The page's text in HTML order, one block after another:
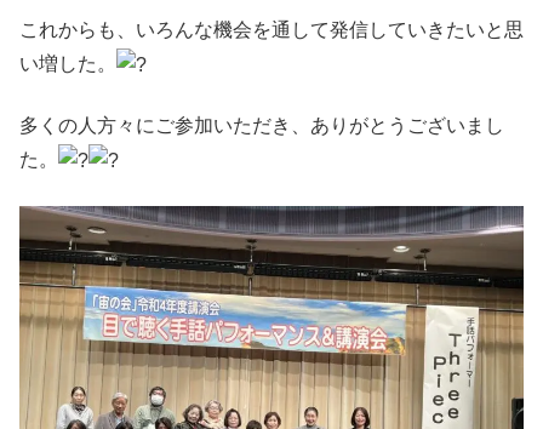
これからも、いろんな機会を通して発信していきたいと思
い増した。
多くの人方々にご参加いただき、ありがとうございまし
た。